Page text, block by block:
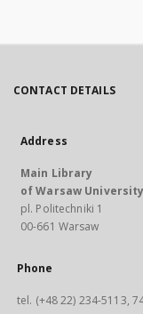
CONTACT DETAILS
Address
Main Library
of Warsaw
pl. Politechniki 1
00-661 Warsaw
Phone
tel. (+48 22) 234-5113,